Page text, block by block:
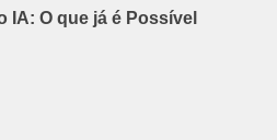
IA: O que já é Possível